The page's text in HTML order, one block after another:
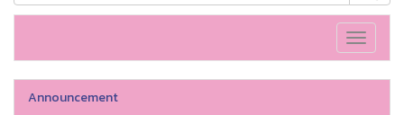
Toggle
Announcement